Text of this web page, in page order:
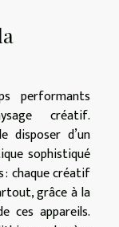
performants
créatif.
disposer d’un
sophistiqué
: chaque créatif
grâce à la
ces appareils.